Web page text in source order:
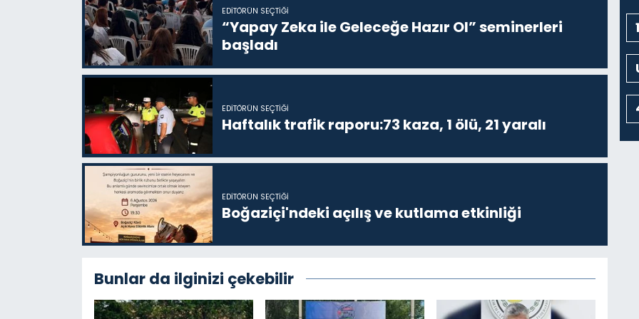
EDITÖRÜN SEÇTIĞI
“Yapay Zeka ile Geleceğe Hazır Ol” seminerleri
başladı
EDITÖRÜN SEÇTIĞI
Haftalık trafik raporu:73 kaza, 1 ölü, 21 yaralı
EDITÖRÜN SEÇTIĞI
Boğaziçi'ndeki açılış ve kutlama etkinliği
Bunlar da ilginizi çekebilir